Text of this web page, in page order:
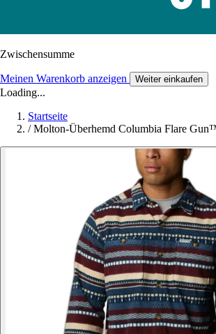
Zwischensumme
Meinen Warenkorb anzeigen Weiter einkaufen
Loading...
Startseite
/ Molton-Überhemd Columbia Flare